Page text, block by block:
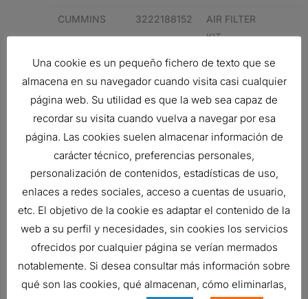
CUMMINS 3222188152
AIR FILTER
KIT
Related products
FILTRO DE AIRE, PRIMARIO
REDONDO
40,14€
Ref: P181137
FILTRO DE AIRE, FPG RADIALSEAL
Ref:G070019
Una cookie es un pequeño fichero de texto que se
almacena en su navegador cuando visita casi cualquier
página web. Su utilidad es que la web sea capaz de
recordar su visita cuando vuelva a navegar por esa
página. Las cookies suelen almacenar información de
carácter técnico, preferencias personales,
personalización de contenidos, estadísticas de uso,
enlaces a redes sociales, acceso a cuentas de usuario,
etc. El objetivo de la cookie es adaptar el contenido de la
web a su perfil y necesidades, sin cookies los servicios
ofrecidos por cualquier página se verían mermados
notablemente. Si desea consultar más información sobre
qué son las cookies, qué almacenan, cómo eliminarlas,